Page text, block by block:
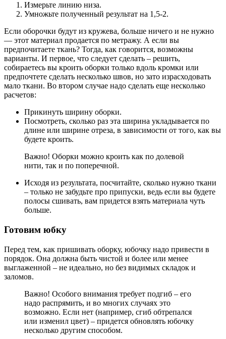
Измерьте линию низа.
Умножьте полученный результат на 1,5-2.
Если оборочки будут из кружева, больше ничего и не нужно
— этот материал продается по метражу. А если вы
предпочитаете ткань? Тогда, как говорится, возможны
варианты. И первое, что следует сделать – решить,
собираетесь вы кроить оборки только вдоль кромки или
предпочтете сделать несколько швов, но зато израсходовать
мало ткани. Во втором случае надо сделать еще несколько
расчетов:
Прикинуть ширину оборки.
Посмотреть, сколько раз эта ширина укладывается по
длине или ширине отреза, в зависимости от того, как вы
будете кроить.
Важно! Оборки можно кроить как по долевой
нити, так и по поперечной.
Исходя из результата, посчитайте, сколько нужно ткани
– только не забудьте про припуски, ведь если вы будете
полосы сшивать, вам придется взять материала чуть
больше.
Готовим юбку
Перед тем, как пришивать оборку, юбочку надо привести в
порядок. Она должна быть чистой и более или менее
выглаженной – не идеально, но без видимых складок и
заломов.
Важно! Особого внимания требует подгиб – его
надо распрямить, и во многих случаях это
возможно. Если нет (например, сгиб обтрепался
или изменил цвет) – придется обновлять юбочку
несколько другим способом.